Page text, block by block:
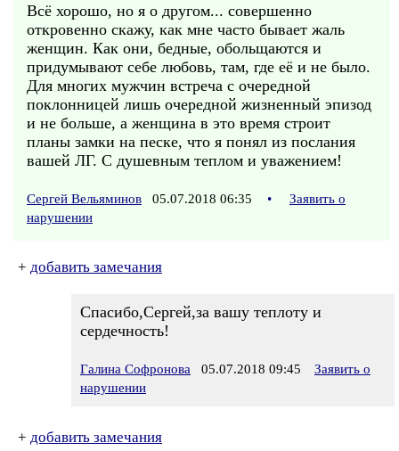
Всё хорошо, но я о другом... совершенно
откровенно скажу, как мне часто бывает жаль
женщин. Как они, бедные, обольщаются и
придумывают себе любовь, там, где её и не было.
Для многих мужчин встреча с очередной
поклонницей лишь очередной жизненный эпизод
и не больше, а женщина в это время строит
планы замки на песке, что я понял из послания
вашей ЛГ. С душевным теплом и уважением!
Сергей Вельяминов 05.07.2018 06:35 •
Заявить о
нарушении
+ добавить замечания
Спасибо,Сергей,за вашу теплоту и
сердечность!
Галина Софронова 05.07.2018 09:45
Заявить о
нарушении
+ добавить замечания